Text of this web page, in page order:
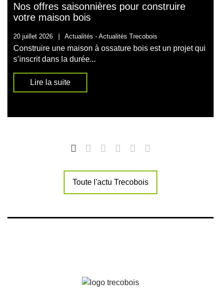
Nos offres saisonnières pour construire
votre maison bois
20 juillet 2026 Actualités - Actualités Trecobois
Construire une maison à ossature bois est un projet qui
s’inscrit dans la durée...
Lire la suite
Toute l'actu Trecobois